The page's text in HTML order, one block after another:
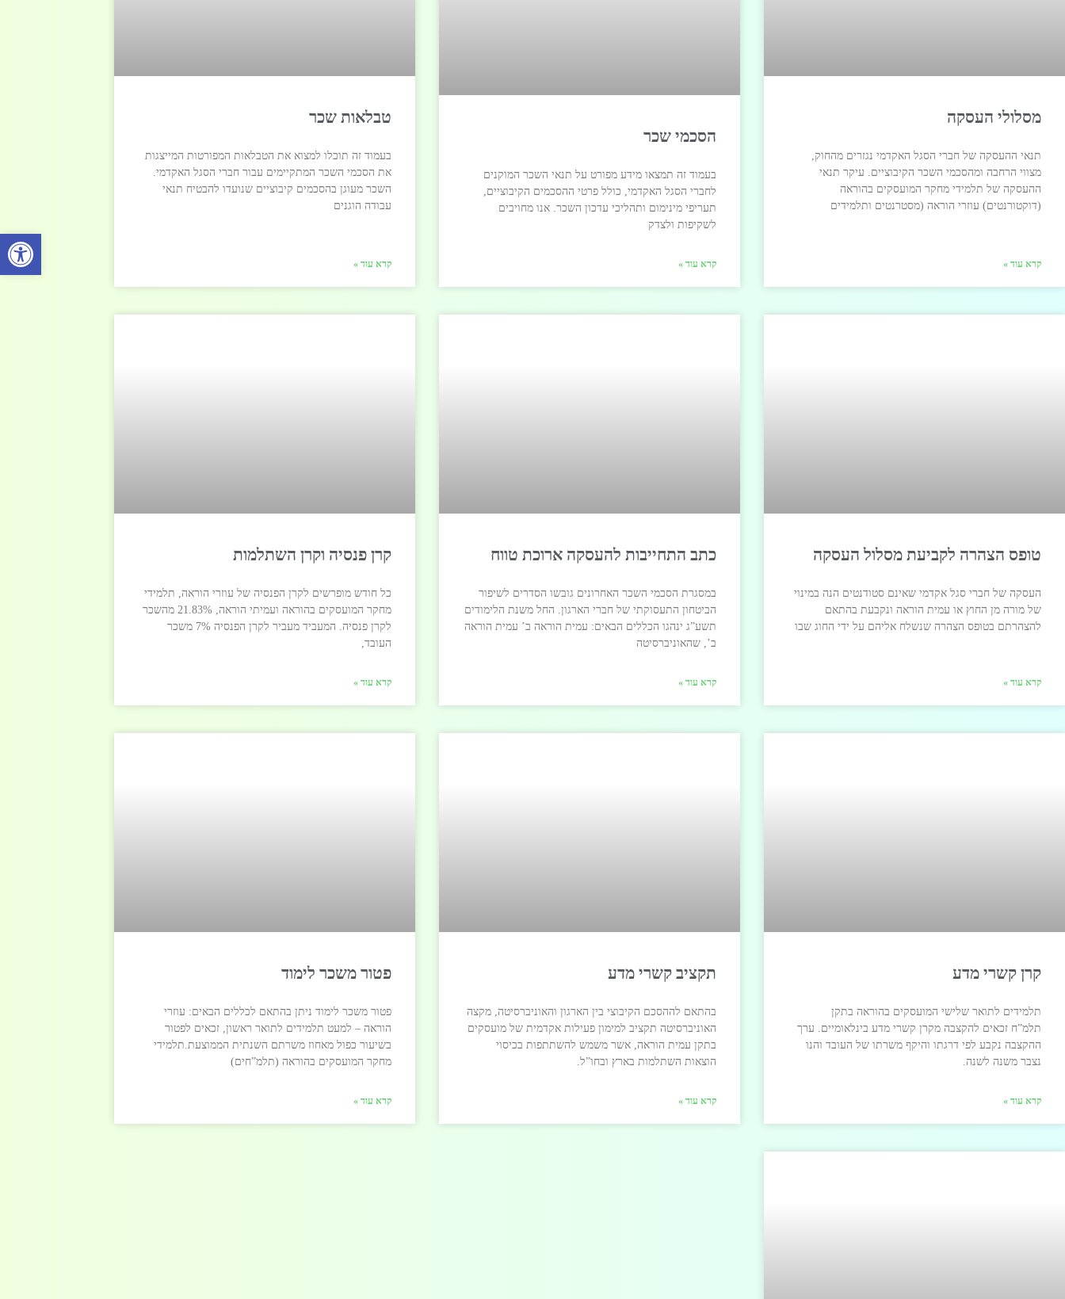
מסלולי העסקה
תנאי ההעסקה של חברי הסגל האקדמי נגזרים מהחוק,
מצווי הרחבה ומהסכמי השכר הקיבוציים. עיקר תנאי
ההעסקה של תלמידי מחקר המועסקים בהוראה
(דוקטורנטים) עוזרי הוראה (מסטרנטים ותלמידים
קרא עוד »
הסכמי שכר
בעמוד זה תמצאו מידע מפורט על תנאי השכר המוקנים
לחברי הסגל האקדמי, כולל פרטי ההסכמים הקיבוציים,
תעריפי מינימום ותהליכי עדכון השכר. אנו מחויבים
לשקיפות ולצדק
קרא עוד »
טבלאות שכר
בעמוד זה תוכלו למצוא את הטבלאות המפורטות המייצגות
את הסכמי השכר המתקיימים עבור חברי הסגל האקדמי.
השכר מעוגן בהסכמים קיבוציים שנועדו להבטיח תנאי
עבודה הוגנים
קרא עוד »
טופס הצהרה לקביעת מסלול העסקה
העסקה של חברי סגל אקדמי שאינם סטודנטים הנה במינוי
של מורה מן החוץ או עמית הוראה ונקבעת בהתאם
להצהרתם בטופס הצהרה שנשלח אליהם על ידי החוג שבו
קרא עוד »
כתב התחייבות להעסקה ארוכת טווח
במסגרת הסכמי השכר האחרונים גובשו הסדרים לשיפור
הביטחון התעסוקתי של חברי הארגון. החל משנת הלימודים
תשע”ג ינהגו הכללים הבאים: עמית הוראה ב’ עמית הוראה
ב’, שהאוניברסיטה
קרא עוד »
קרן פנסיה וקרן השתלמות
כל חודש מופרשים לקרן הפנסיה של עוזרי הוראה, תלמידי
מחקר המועסקים בהוראה ועמיתי הוראה, 21.83% מהשכר
לקרן פנסיה. המעביד מעביר לקרן הפנסיה 7% משכר
העובד,
קרא עוד »
קרן קשרי מדע
תלמידים לתואר שלישי המועסקים בהוראה בתקן
תלמ”ח זכאים להקצבה מקרן קשרי מדע בינלאומיים. ערך
ההקצבה נקבע לפי דרגתו והיקף משרתו של העובד והנו
נצבר משנה לשנה.
קרא עוד »
תקציב קשרי מדע
בהתאם לההסכם הקיבוצי בין הארגון והאוניברסיטה, מקצה
האוניברסיטה תקציב למימון פעילות אקדמית של מועסקים
בתקן עמית הוראה, אשר משמש להשתתפות בכיסוי
הוצאות השתלמות בארץ ובחו”ל.
קרא עוד »
פטור משכר לימוד
פטור משכר לימוד ניתן בהתאם לכללים הבאים: עוזרי
הוראה – למעט תלמידים לתואר ראשון, זכאים לפטור
בשיעור כפול מאחוז משרתם השנתית הממוצעת.תלמידי
מחקר המועסקים בהוראה (תלמ”חים)
קרא עוד »
פתח